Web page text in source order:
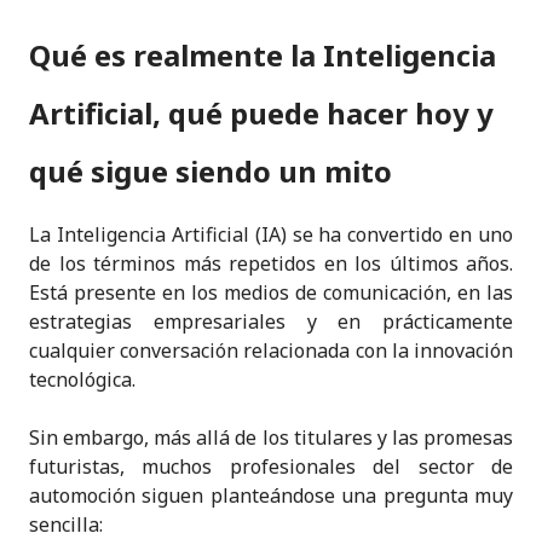
Qué es realmente la Inteligencia
Artificial, qué puede hacer hoy y
qué sigue siendo un mito
La Inteligencia Artificial (IA) se ha convertido en uno
de los términos más repetidos en los últimos años.
Está presente en los medios de comunicación, en las
estrategias empresariales y en prácticamente
cualquier conversación relacionada con la innovación
tecnológica.
Sin embargo, más allá de los titulares y las promesas
futuristas, muchos profesionales del sector de
automoción siguen planteándose una pregunta muy
sencilla: